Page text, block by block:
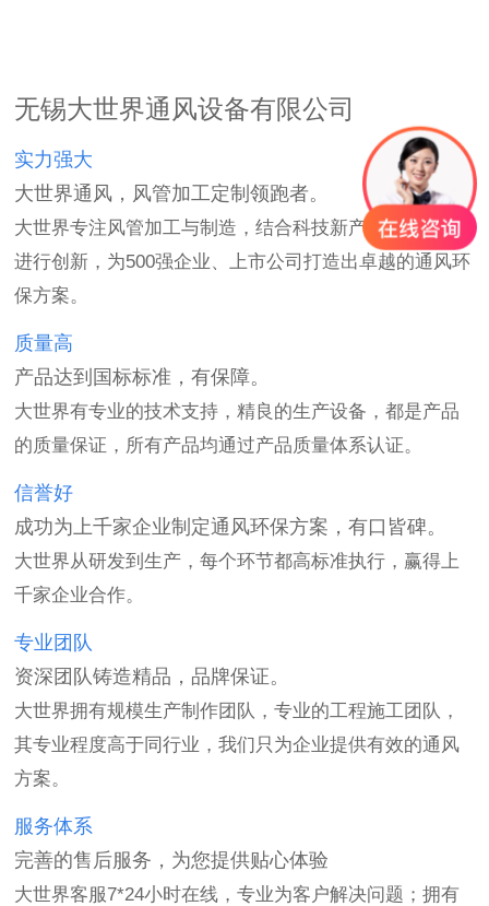
无锡大世界通风设备有限公司
实力强大
大世界通风，风管加工定制领跑者。
大世界专注风管加工与制造，结合科技新产品通风设备
进行创新，为500强企业、上市公司打造出卓越的通风环
保方案。
质量高
产品达到国标标准，有保障。
大世界有专业的技术支持，精良的生产设备，都是产品
的质量保证，所有产品均通过产品质量体系认证。
信誉好
成功为上千家企业制定通风环保方案，有口皆碑。
大世界从研发到生产，每个环节都高标准执行，赢得上
千家企业合作。
专业团队
资深团队铸造精品，品牌保证。
大世界拥有规模生产制作团队，专业的工程施工团队，
其专业程度高于同行业，我们只为企业提供有效的通风
方案。
服务体系
完善的售后服务，为您提供贴心体验
大世界客服7*24小时在线，专业为客户解决问题；拥有